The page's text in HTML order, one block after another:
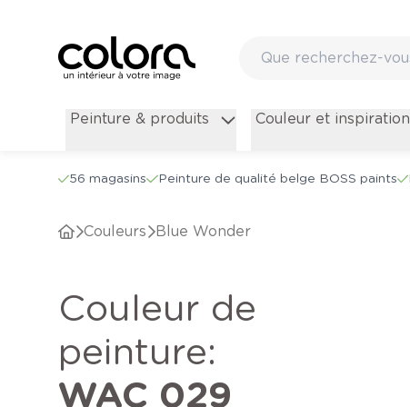
Peinture & produits Couleur et inspiration
56 magasins Peinture de qualité belge BOSS paints
Couleurs Blue Wonder
Couleur de
peinture:
WAC 029